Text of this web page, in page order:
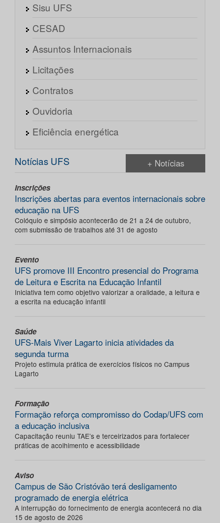
Sisu UFS
CESAD
Assuntos Internacionais
Licitações
Contratos
Ouvidoria
Eficiência energética
Notícias UFS + Notícias
Inscrições
Inscrições abertas para eventos internacionais sobre
educação na UFS
Colóquio e simpósio acontecerão de 21 a 24 de outubro,
com submissão de trabalhos até 31 de agosto
Evento
UFS promove III Encontro presencial do Programa
de Leitura e Escrita na Educação Infantil
Iniciativa tem como objetivo valorizar a oralidade, a leitura e
a escrita na educação infantil
Saúde
UFS-Mais Viver Lagarto inicia atividades da
segunda turma
Projeto estimula prática de exercícios físicos no Campus
Lagarto
Formação
Formação reforça compromisso do Codap/UFS com
a educação inclusiva
Capacitação reuniu TAE’s e terceirizados para fortalecer
práticas de acolhimento e acessibilidade
Aviso
Campus de São Cristóvão terá desligamento
programado de energia elétrica
A interrupção do fornecimento de energia acontecerá no dia
15 de agosto de 2026